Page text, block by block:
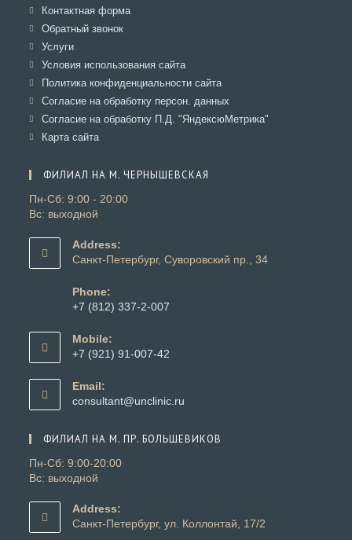
вкладке
Контактная формаОткроется
Обратный звонокОткроется
вкладке
УслугиОткроется
в
вкладке
Условия использования сайтаОткроется
в
вкладке
Политика конфиденциальности сайтаОткроется
в
вкладке
Согласие на обработку персон. данных
в
Согласие на обработку П.Д. "ЯндексюМетрика"
Карта сайтаОткроется
вкладке
ФИЛИАЛ НА М. ЧЕРНЫШЕВСКАЯ
Пн-Сб: 9:00 - 20:00
Вс: выходной
Address:
Санкт-Петербург, Суворовский пр., 34
Phone:
+7 (812) 337-2-007
в
вашем
Mobile:
+7 (921) 91-007-42
в
вашем
Email:
consultant@unclinic.ru
приложении
ФИЛИАЛ НА М. ПР. БОЛЬШЕВИКОВ
Пн-Сб: 9:00-20:00
Вс: выходной
Address:
Санкт-Петербург, ул. Коллонтай, 17/2